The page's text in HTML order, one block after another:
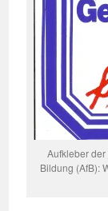
Aufkleber
Bildung (AfB):